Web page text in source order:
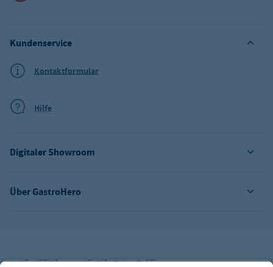
Über GastroHero
Digitaler Showroom
Kundenservice
Kontaktformular
Hilfe
Alle Abbildungen ähnlich. Einige Zahlungsarten